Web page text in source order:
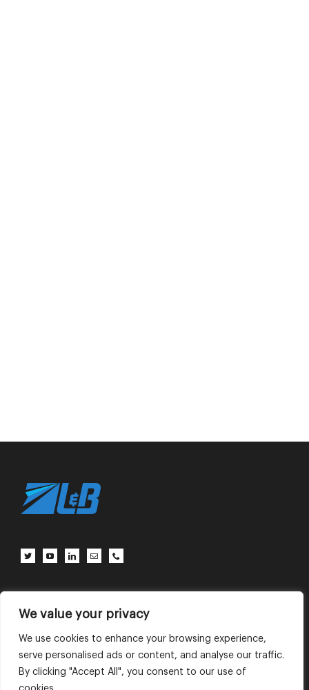
We value your privacy
We use cookies to enhance your browsing experience,
serve personalised ads or content, and analyse our traffic.
By clicking "Accept All", you consent to our use of
English
中文 (中国)